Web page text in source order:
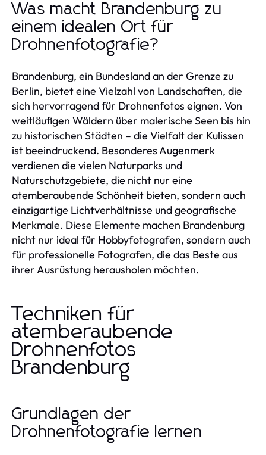
Was macht Brandenburg zu
einem idealen Ort für
Drohnenfotografie?
Brandenburg, ein Bundesland an der Grenze zu
Berlin, bietet eine Vielzahl von Landschaften, die
sich hervorragend für Drohnenfotos eignen. Von
weitläufigen Wäldern über malerische Seen bis hin
zu historischen Städten – die Vielfalt der Kulissen
ist beeindruckend. Besonderes Augenmerk
verdienen die vielen Naturparks und
Naturschutzgebiete, die nicht nur eine
atemberaubende Schönheit bieten, sondern auch
einzigartige Lichtverhältnisse und geografische
Merkmale. Diese Elemente machen Brandenburg
nicht nur ideal für Hobbyfotografen, sondern auch
für professionelle Fotografen, die das Beste aus
ihrer Ausrüstung herausholen möchten.
Techniken für
atemberaubende
Drohnenfotos
Brandenburg
Grundlagen der
Drohnenfotografie lernen